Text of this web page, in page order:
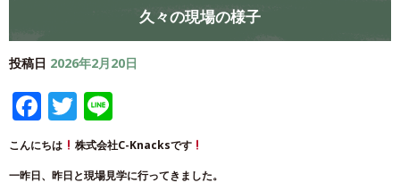
久々の現場の様子
投稿日 2026年2月20日
Facebook
Twitter
こんにちは
株式会社C-Knacksです
一昨日、昨日と現場見学に行ってきました。